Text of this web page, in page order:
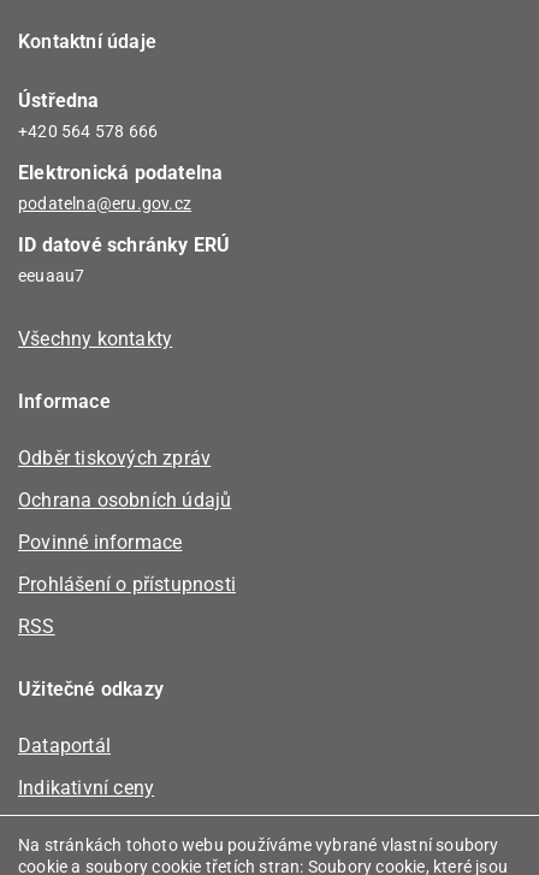
Kontaktní údaje
Ústředna
+420 564 578 666
Elektronická podatelna
podatelna@eru.gov.cz
ID datové schránky ERÚ
eeuaau7
Všechny kontakty
Informace
Odběr tiskových zpráv
Ochrana osobních údajů
Povinné informace
Prohlášení o přístupnosti
RSS
Užitečné odkazy
Dataportál
Indikativní ceny
Na stránkách tohoto webu používáme vybrané vlastní soubory
cookie a soubory cookie třetích stran: Soubory cookie, které jsou